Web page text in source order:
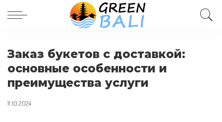
Заказ букетов с доставкой:
основные особенности и
преимущества услуги
11.10.2024